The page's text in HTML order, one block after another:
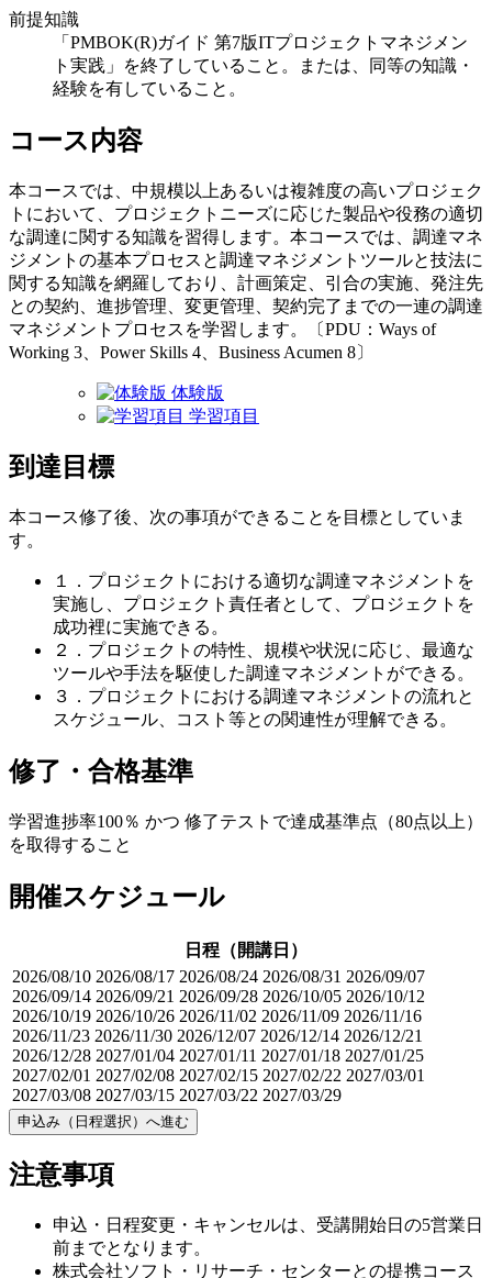
前提知識
「PMBOK(R)ガイド 第7版ITプロジェクトマネジメン
ト実践」を終了していること。または、同等の知識・
経験を有していること。
コース内容
本コースでは、中規模以上あるいは複雑度の高いプロジェク
トにおいて、プロジェクトニーズに応じた製品や役務の適切
な調達に関する知識を習得します。本コースでは、調達マネ
ジメントの基本プロセスと調達マネジメントツールと技法に
関する知識を網羅しており、計画策定、引合の実施、発注先
との契約、進捗管理、変更管理、契約完了までの一連の調達
マネジメントプロセスを学習します。〔PDU：Ways of
Working 3、Power Skills 4、Business Acumen 8〕
体験版
学習項目
到達目標
本コース修了後、次の事項ができることを目標としていま
す。
１．プロジェクトにおける適切な調達マネジメントを
実施し、プロジェクト責任者として、プロジェクトを
成功裡に実施できる。
２．プロジェクトの特性、規模や状況に応じ、最適な
ツールや手法を駆使した調達マネジメントができる。
３．プロジェクトにおける調達マネジメントの流れと
スケジュール、コスト等との関連性が理解できる。
修了・合格基準
学習進捗率100％ かつ 修了テストで達成基準点（80点以上）
を取得すること
開催スケジュール
日程（開講日）
2026/08/10 2026/08/17 2026/08/24 2026/08/31 2026/09/07
2026/09/14 2026/09/21 2026/09/28 2026/10/05 2026/10/12
2026/10/19 2026/10/26 2026/11/02 2026/11/09 2026/11/16
2026/11/23 2026/11/30 2026/12/07 2026/12/14 2026/12/21
2026/12/28 2027/01/04 2027/01/11 2027/01/18 2027/01/25
2027/02/01 2027/02/08 2027/02/15 2027/02/22 2027/03/01
2027/03/08 2027/03/15 2027/03/22 2027/03/29
申込み（日程選択）へ進む
注意事項
申込・日程変更・キャンセルは、受講開始日の5営業日
前までとなります。
株式会社ソフト・リサーチ・センターとの提携コース